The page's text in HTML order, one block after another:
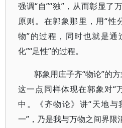
强调“自”“独”，从而彰显了
原则。在郭象那里，用“性
物”的过程，同时也就是通
化”“足性”的过程。
郭象用庄子齐“物论”的
这一点同样体现在郭象对“
中。《齐物论》讲“天地
一”，乃是我与万物之间界